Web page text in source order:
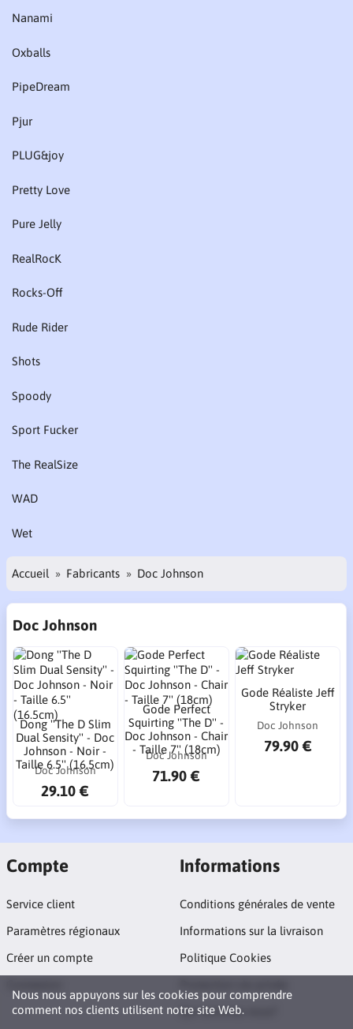
Nanami
Oxballs
PipeDream
Pjur
PLUG&joy
Pretty Love
Pure Jelly
RealRocK
Rocks-Off
Rude Rider
Shots
Spoody
Sport Fucker
The RealSize
WAD
Wet
Accueil Fabricants Doc Johnson
Doc Johnson
Dong ''The D Slim
Dual Sensity'' - Doc
Johnson - Noir -
Taille 6.5'' (16.5cm)
Doc Johnson
29.10 €
Gode Perfect
Squirting ''The D'' -
Doc Johnson - Chair
- Taille 7'' (18cm)
Doc Johnson
71.90 €
Gode Réaliste Jeff
Stryker
Doc Johnson
79.90 €
Nous nous appuyons sur les cookies pour comprendre
comment nos clients utilisent notre site Web.
Compte
Service client
Paramètres régionaux
Créer un compte
Informations
Conditions générales de vente
Informations sur la livraison
Politique Cookies
Qui sommes nous?